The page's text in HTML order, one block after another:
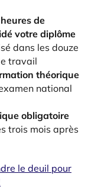
de
votre diplôme
dans les douze
travail
théorique
national
obligatoire
trois mois après
le deuil pour